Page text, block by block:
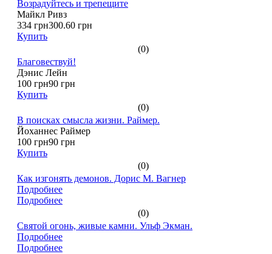
Возрадуйтесь и трепещите
Майкл Ривз
334 грн300.60 грн
Купить
(0)
Благовествуй!
Дэнис Лейн
100 грн90 грн
Купить
(0)
В поисках смысла жизни. Раймер.
Йоханнес Раймер
100 грн90 грн
Купить
(0)
Как изгонять демонов. Дорис М. Вагнер
Подробнее
Подробнее
(0)
Святой огонь, живые камни. Ульф Экман.
Подробнее
Подробнее